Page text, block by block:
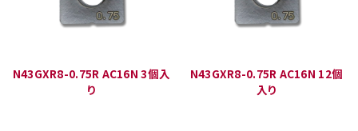
N43GXR8-0.75R AC16N 3個入
り
N43GXR8-0.75R AC16N 12個
入り